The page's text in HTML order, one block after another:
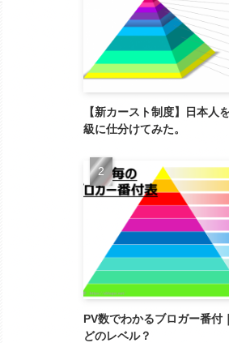
【新カースト制度】日本人
級に仕分けてみた。
PV数でわかるブロガー番付
どのレベル？